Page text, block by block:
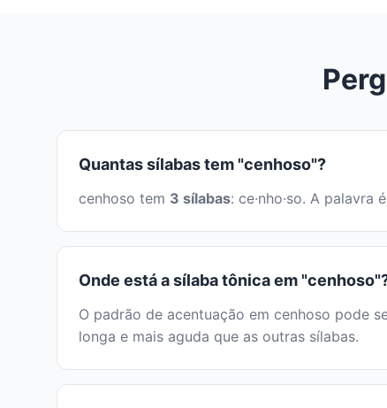
Quantas sílabas tem "cenhoso"?
cenhoso tem 3 sílabas: ce·nho·so. A
Onde está a sílaba tônica em
O padrão de acentuação em cenhoso pode
longa e mais aguda que as outras sílabas.